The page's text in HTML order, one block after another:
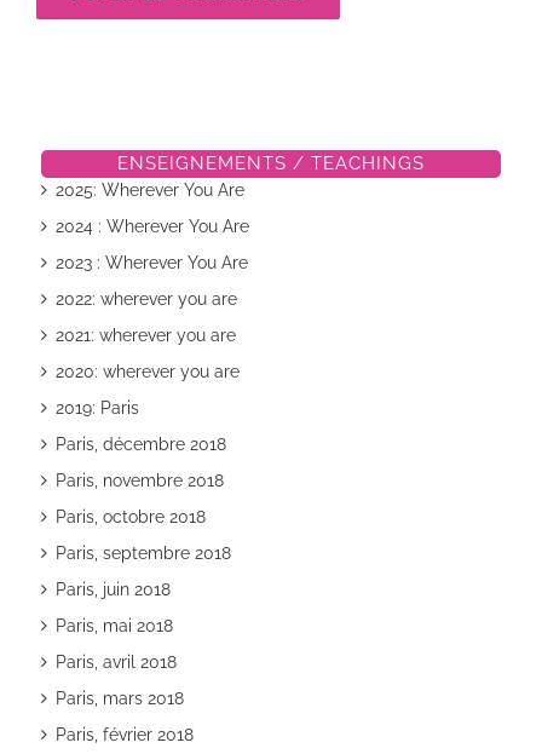
ENSEIGNEMENTS / TEACHINGS
2025: Wherever You Are
2024 : Wherever You Are
2023 : Wherever You Are
2022: wherever you are
2021: wherever you are
2020: wherever you are
2019: Paris
Paris, décembre 2018
Paris, novembre 2018
Paris, octobre 2018
Paris, septembre 2018
Paris, juin 2018
Paris, mai 2018
Paris, avril 2018
Paris, mars 2018
Paris, février 2018